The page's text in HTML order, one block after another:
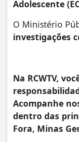
Adolescente
O Ministério
investigações
Na RCWTV,
Acompanhe
dentro das
Fora, Minas